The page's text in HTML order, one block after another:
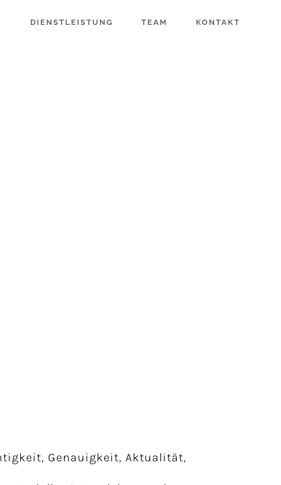
DIENSTLEISTUNG TEAM KONTAKT
Genauigkeit, Aktualität,